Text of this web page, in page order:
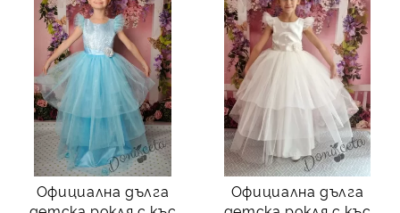
Официална дълга
Официална дълга